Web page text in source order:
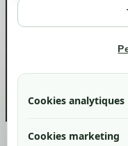
Cookies analytiques
Cookies marketing
info@green-tech-